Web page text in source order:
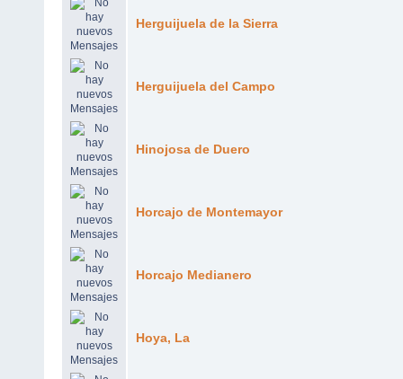
Herguijuela de la Sierra
Herguijuela del Campo
Hinojosa de Duero
Horcajo de Montemayor
Horcajo Medianero
Hoya, La